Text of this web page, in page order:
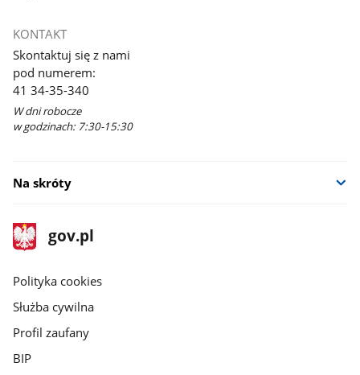
KONTAKT
Skontaktuj się z nami
pod numerem:
41 34-35-340
W dni robocze
w godzinach: 7:30-15:30
Na skróty
stopka
gov.pl
Strona
gov.pl
gov.pl
Polityka cookies
Służba cywilna
Profil zaufany
BIP